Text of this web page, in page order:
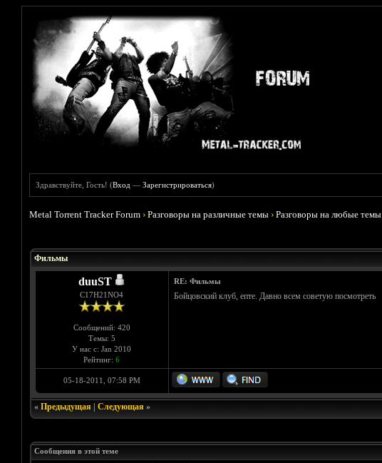
Здравствуйте, Гость! (Вход —Зарегистрироваться)
Metal Torrent Tracker Forum ›Разговоры на различные темы ›Разговоры на любые темы
Фильмы
duuST
С17H21NO4
Сообщений: 420
Темы: 5
У нас с: Jan 2010
Рейтинг: 6
RE: Фильмы
Бойцовский клуб, епте. Давно всем советую посмотреть
05-18-2011, 07:58 PM
« Предыдущая| Следующая»
Сообщения в этой теме